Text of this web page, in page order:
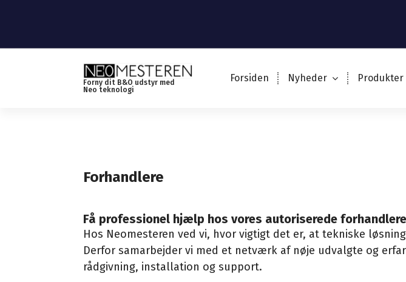
Forny dit B&O udstyr med
Neo teknologi
Forsiden Nyheder Produkter
Forhandlere
Få professionel hjælp hos vores autoriserede forhandlere
Hos Neomesteren ved vi, hvor vigtigt det er, at tekniske
Derfor samarbejder vi med et netværk af nøje udvalgte og
rådgivning, installation og support.